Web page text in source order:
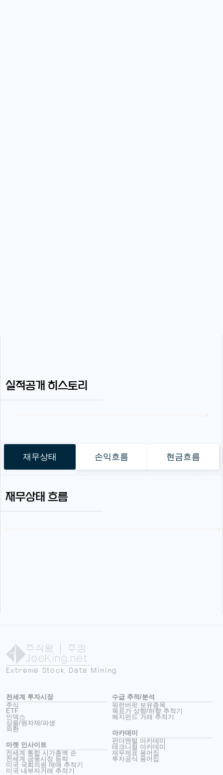
실적공개 히스토리
재무상태 손익흐름 현금흐름
재무상태 흐름
주식왕 | 주킹
JooKing.net
Extreme Stock Data Mining
전세계 투자시장
주식
ETF
인덱스
상품/원자재/파생
외환
마켓 인사이트
전세계 통합 시가총액 순
전세계 금융시장 등락
미국 국회의원 매매 추적기
미국 내부자거래 추적기
수급 추적/분석
워런버핏 보유종목
목표가 상향/하향 추적기
헤지펀드 거래 추적기
아카데미
펀더멘털 아카데미
테크니컬 아카데미
재무제표 용어집
투자공식 용어집